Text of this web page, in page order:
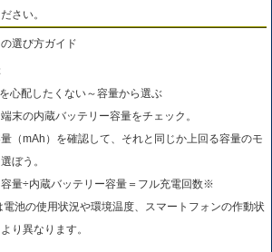
さい。
選び方ガイド
心配したくない～容量から選ぶ
末の内蔵バッテリー容量をチェック。
（mAh）を確認して、それと同じか上回る容量のモ
ぼう。
量÷内蔵バッテリー容量＝フル充電回数※
池の使用状況や環境温度、スマートフォンの作動状
り異なります。